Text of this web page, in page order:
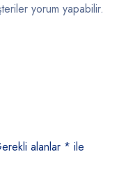
yorum yapabilir.
alanlar * ile